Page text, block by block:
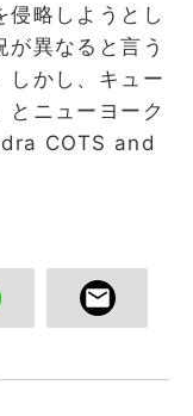
侵略しようとし
が異なると言う
しかし、キュー
とニューヨーク
COTS and